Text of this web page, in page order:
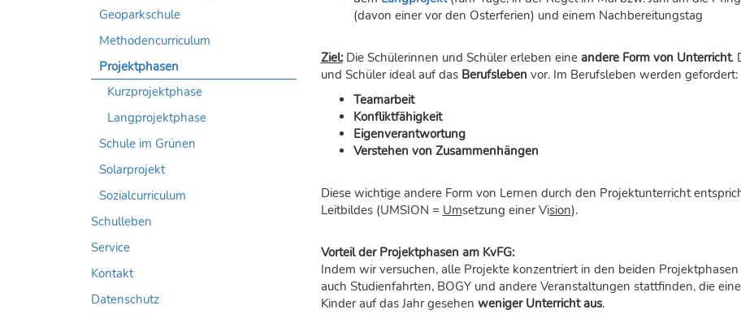
Geoparkschule
Methodencurriculum
Projektphasen
Kurzprojektphase
Langprojektphase
Schule im Grünen
Solarprojekt
Sozialcurriculum
Schulleben
Service
Kontakt
Datenschutz
(davon einer vor den Osterferien) und einem Nachbereitungstag
Ziel:Die Schülerinnen und Schüler erleben eine andere Form von Unterricht.
und Schüler ideal auf das Berufsleben vor. Im Berufsleben werden gefordert:
Teamarbeit
Konfliktfähigkeit
Eigenverantwortung
Verstehen von Zusammenhängen
Diese wichtige andere Form von Lernen durch den Projektunterricht
Leitbildes (UMSION = Umsetzung einer Vision).
Vorteil der Projektphasen am KvFG:
Indem wir versuchen, alle Projekte konzentriert in den beiden
auch Studienfahrten, BOGY und andere Veranstaltungen stattfinden, die
Kinder auf das Jahr gesehen weniger Unterricht aus.